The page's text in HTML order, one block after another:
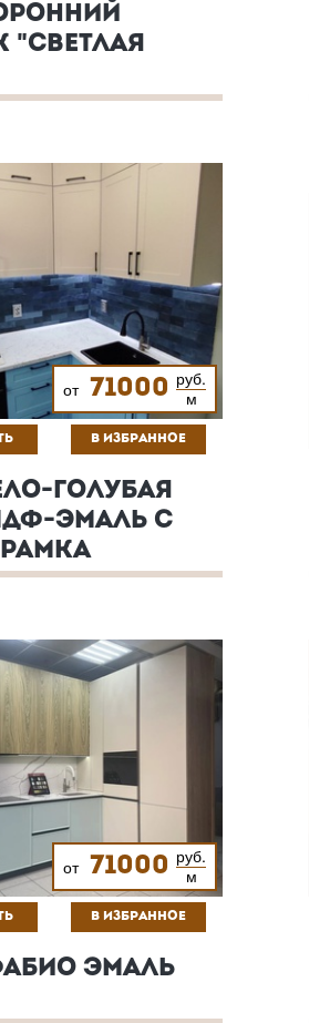
"СВЕТЛАЯ
от 71000 руб.
м
В ИЗБРАННОЕ
ГОЛУБАЯ
ЭМАЛЬ С
от 71000 руб.
м
В ИЗБРАННОЕ
ЭМАЛЬ